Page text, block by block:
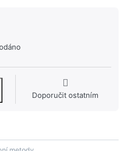
Doporučit ostatním